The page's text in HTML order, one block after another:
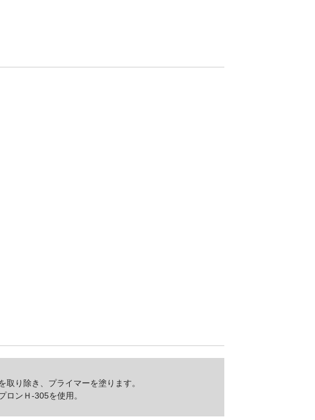
取り除き、プライマーを塗ります。
ロンＨ-305を使用。